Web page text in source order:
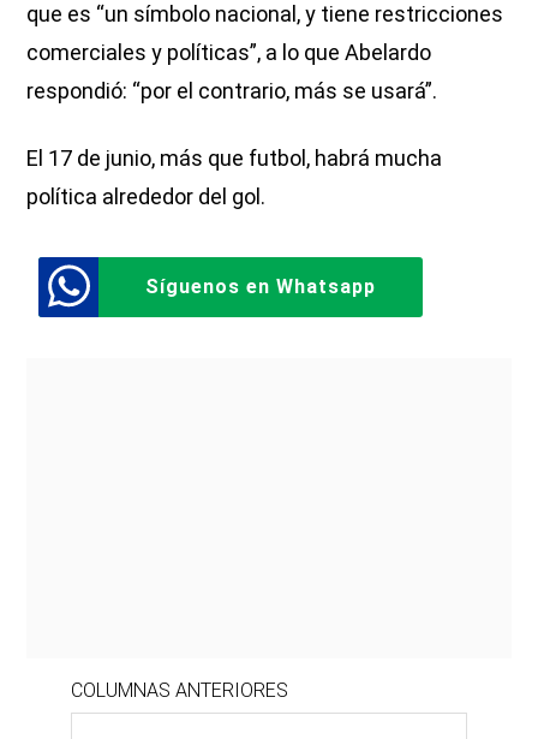
que es “un símbolo nacional, y tiene restricciones
comerciales y políticas”, a lo que Abelardo
respondió: “por el contrario, más se usará”.
El 17 de junio, más que futbol, habrá mucha
política alrededor del gol.
Síguenos en Whatsapp
COLUMNAS ANTERIORES